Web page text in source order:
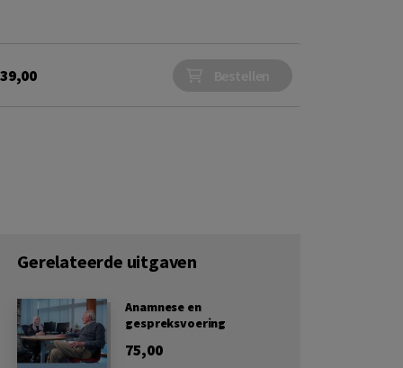
39,00
Gerelateerde uitgaven
Anamnese en
gespreksvoering
75,00